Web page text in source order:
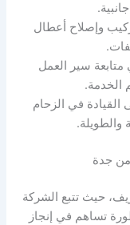
وإصلاح أعطال
سير العمل
الخدمة.
في الزحام
جدة
حيث تتبع الشركة
تساهم في إنجاز